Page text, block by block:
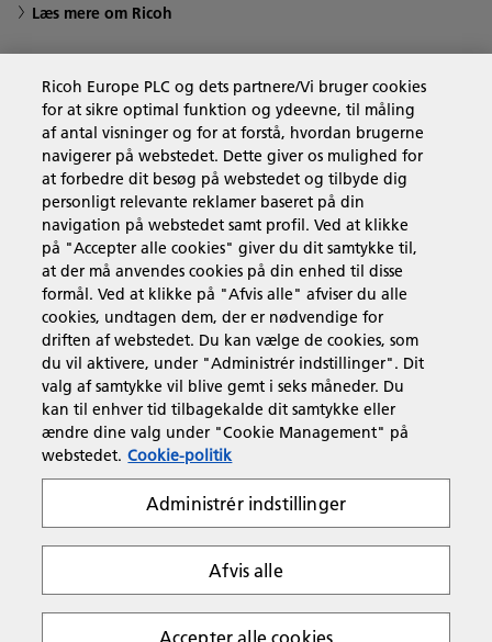
Læs mere om Ricoh
Forretningsløsninger
Produkter og services
Support & Kontakt
Ressourcer
Følg os
Anvendelsesvilkår
Politik om cookies
Whistleblowing Policy
Ricoh Europe PLC og dets partnere/Vi bruger cookies
for at sikre optimal funktion og ydeevne, til måling
af antal visninger og for at forstå, hvordan brugerne
navigerer på webstedet. Dette giver os mulighed for
at forbedre dit besøg på webstedet og tilbyde dig
personligt relevante reklamer baseret på din
navigation på webstedet samt profil. Ved at klikke
på "Accepter alle cookies" giver du dit samtykke til,
at der må anvendes cookies på din enhed til disse
formål. Ved at klikke på "Afvis alle" afviser du alle
cookies, undtagen dem, der er nødvendige for
driften af webstedet. Du kan vælge de cookies, som
du vil aktivere, under "Administrér indstillinger". Dit
valg af samtykke vil blive gemt i seks måneder. Du
kan til enhver tid tilbagekalde dit samtykke eller
ændre dine valg under "Cookie Management" på
webstedet. Cookie-politik
Administrér indstillinger
Afvis alle
Accepter alle cookies